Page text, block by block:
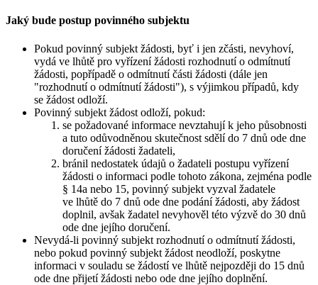
Jaký bude postup povinného subjektu
Pokud povinný subjekt žádosti, byť i jen zčásti, nevyhoví,
vydá ve lhůtě pro vyřízení žádosti rozhodnutí o odmítnutí
žádosti, popřípadě o odmítnutí části žádosti (dále jen
"rozhodnutí o odmítnutí žádosti"), s výjimkou případů, kdy
se žádost odloží.
Povinný subjekt žádost odloží, pokud:
se požadované informace nevztahují k jeho působnosti
a tuto odůvodněnou skutečnost sdělí do 7 dnů ode dne
doručení žádosti žadateli,
bránil nedostatek údajů o žadateli postupu vyřízení
žádosti o informaci podle tohoto zákona, zejména podle
§ 14a nebo 15, povinný subjekt vyzval žadatele
ve lhůtě do 7 dnů ode dne podání žádosti, aby žádost
doplnil, avšak žadatel nevyhověl této výzvě do 30 dnů
ode dne jejího doručení.
Nevydá-li povinný subjekt rozhodnutí o odmítnutí žádosti,
nebo pokud povinný subjekt žádost neodloží, poskytne
informaci v souladu se žádostí ve lhůtě nejpozději do 15 dnů
ode dne přijetí žádosti nebo ode dne jejího doplnění.